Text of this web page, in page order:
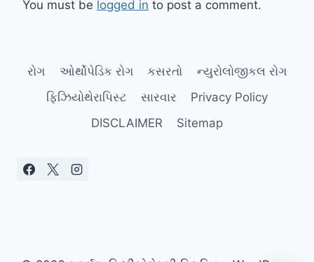
You must be logged in to post a comment.
રોગ ઓર્થોપેડિક રોગ કસરતો
ન્યુરોલોજીકલ રોગ
ફિઝિયોથેરાપિસ્ટ
સારવાર
Privacy Policy
DISCLAIMER
Sitemap